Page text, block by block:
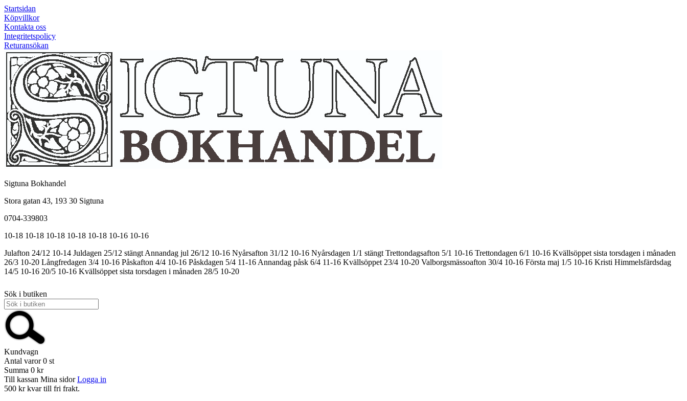
Startsidan
Köpvillkor
Kontakta oss
Integritetspolicy
Returansökan
Sigtuna Bokhandel
Stora gatan 43, 193 30 Sigtuna
0704-339803
10-18 10-18 10-18 10-18 10-18 10-16 10-16
Julafton 24/12 10-14 Juldagen 25/12 stängt Annandag jul 26/12 10-16 Nyårsafton 31/12 10-16 Nyårsdagen 1/1 stängt Trettondagsafton 5/1 10-16 Trettondagen 6/1 10-16 Kvällsöppet sista torsdagen i månaden
26/3 10-20 Långfredagen 3/4 10-16 Påskafton 4/4 10-16 Påskdagen 5/4 11-16 Annandag påsk 6/4 11-16 Kvällsöppet 23/4 10-20 Valborgsmässoafton 30/4 10-16 Första maj 1/5 10-16 Kristi Himmelsfärdsdag
14/5 10-16 20/5 10-16 Kvällsöppet sista torsdagen i månaden 28/5 10-20
Sök i butiken
Kundvagn
Antal varor 0 st
Summa 0 kr
Till kassan Mina sidor Logga in
500 kr kvar till fri frakt.